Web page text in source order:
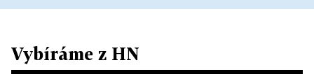
Vybíráme z HN